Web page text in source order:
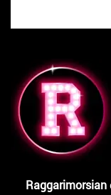
Raggarimorsian